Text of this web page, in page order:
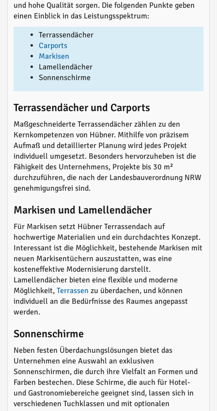
und hohe Qualität sorgen. Die folgenden Punkte geben
einen Einblick in das Leistungsspektrum:
Terrassendächer
Carports
Markisen
Lamellendächer
Sonnenschirme
Terrassendächer und Carports
Maßgeschneiderte Terrassendächer zählen zu den
Kernkompetenzen von Hübner. Mithilfe von präzisem
Aufmaß und detaillierter Planung wird jedes Projekt
individuell umgesetzt. Besonders hervorzuheben ist die
Fähigkeit des Unternehmens, Projekte bis 30 m²
durchzuführen, die nach der Landesbauverordnung NRW
genehmigungsfrei sind.
Markisen und Lamellendächer
Für Markisen setzt Hübner Terrassendach auf
hochwertige Materialien und ein durchdachtes Konzept.
Interessant ist die Möglichkeit, bestehende Markisen mit
neuen Markisentüchern auszustatten, was eine
kosteneffektive Modernisierung darstellt.
Lamellendächer bieten eine flexible und moderne
Möglichkeit, Terrassen zu überdachen, und können
individuell an die Bedürfnisse des Raumes angepasst
werden.
Sonnenschirme
Neben festen Überdachungslösungen bietet das
Unternehmen eine Auswahl an exklusiven
Sonnenschirmen, die durch ihre Vielfalt an Formen und
Farben bestechen. Diese Schirme, die auch für Hotel-
und Gastronomiebereiche geeignet sind, lassen sich in
verschiedenen Tuchklassen und mit optionalen